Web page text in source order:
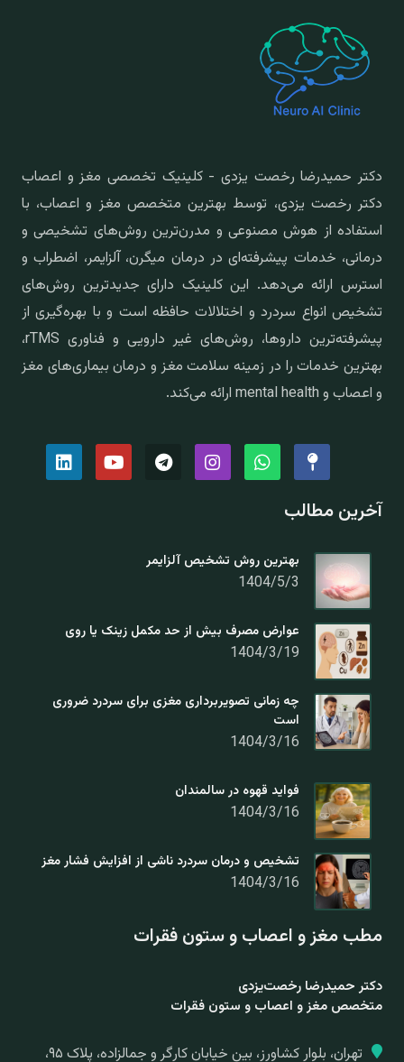
دکتر حمیدرضا رخصت یزدی - کلینیک تخصصی مغز و اعصاب
دکتر رخصت یزدی، توسط بهترین متخصص مغز و اعصاب، با
استفاده از هوش مصنوعی و مدرن‌ترین روش‌های تشخیصی و
درمانی، خدمات پیشرفته‌ای در درمان میگرن، آلزایمر، اضطراب و
استرس ارائه می‌دهد. این کلینیک دارای جدیدترین روش‌های
تشخیص انواع سردرد و اختلالات حافظه است و با بهره‌گیری از
پیشرفته‌ترین داروها، روش‌های غیر دارویی و فناوری rTMS،
بهترین خدمات را در زمینه سلامت مغز و درمان بیماری‌های مغز
و اعصاب و mental health ارائه می‌کند.
آخرین مطالب
بهترین روش تشخیص آلزایمر
1404/5/3
عوارض مصرف بیش از حد مکمل زینک یا روی
1404/3/19
چه زمانی تصویربرداری مغزی برای سردرد ضروری
است
1404/3/16
فواید قهوه در سالمندان
1404/3/16
تشخیص و درمان سردرد ناشی از افزایش فشار مغز
1404/3/16
مطب مغز و اعصاب و ستون فقرات
دکتر حمیدرضا رخصت‌یزدی
متخصص مغز و اعصاب و ستون فقرات
تهران، بلوار کشاورز، بین خیابان کارگر و جمالزاده، پلاک ۹۵،